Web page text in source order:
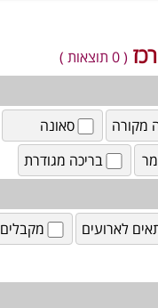
( 0 תוצאות )
מקורה סאונה
בריכה מגודרת
לארועים